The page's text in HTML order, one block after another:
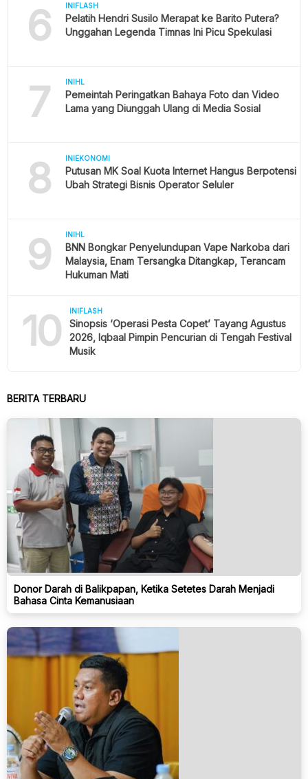
6 INIFLASH
Pelatih Hendri Susilo Merapat ke Barito Putera?
Unggahan Legenda Timnas Ini Picu Spekulasi
7 INIHL
Pemeintah Peringatkan Bahaya Foto dan Video
Lama yang Diunggah Ulang di Media Sosial
8 INIEKONOMI
Putusan MK Soal Kuota Internet Hangus Berpotensi
Ubah Strategi Bisnis Operator Seluler
9 INIHL
BNN Bongkar Penyelundupan Vape Narkoba dari
Malaysia, Enam Tersangka Ditangkap, Terancam
Hukuman Mati
10 INIFLASH
Sinopsis ‘Operasi Pesta Copet’ Tayang Agustus
2026, Iqbaal Pimpin Pencurian di Tengah Festival
Musik
BERITA TERBARU
Donor Darah di Balikpapan, Ketika Setetes Darah Menjadi
Bahasa Cinta Kemanusiaan